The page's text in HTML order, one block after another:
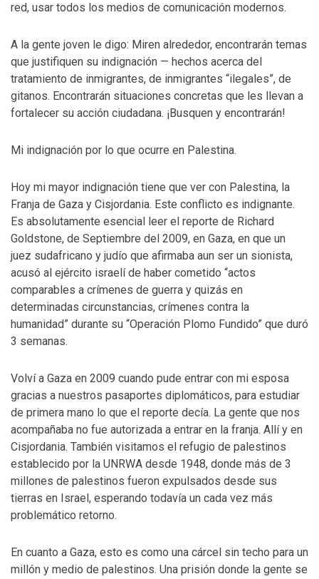
red, usar todos los medios de comunicación modernos.
A la gente joven le digo: Miren alrededor, encontrarán temas
que justifiquen su indignación — hechos acerca del
tratamiento de inmigrantes, de inmigrantes “ilegales”, de
gitanos. Encontrarán situaciones concretas que les llevan a
fortalecer su acción ciudadana. ¡Busquen y encontrarán!
Mi indignación por lo que ocurre en Palestina.
Hoy mi mayor indignación tiene que ver con Palestina, la
Franja de Gaza y Cisjordania. Este conflicto es indignante.
Es absolutamente esencial leer el reporte de Richard
Goldstone, de Septiembre del 2009, en Gaza, en que un
juez sudafricano y judío que afirmaba aun ser un sionista,
acusó al ejército israelí de haber cometido “actos
comparables a crímenes de guerra y quizás en
determinadas circunstancias, crímenes contra la
humanidad” durante su “Operación Plomo Fundido” que duró
3 semanas.
Volví a Gaza en 2009 cuando pude entrar con mi esposa
gracias a nuestros pasaportes diplomáticos, para estudiar
de primera mano lo que el reporte decía. La gente que nos
acompañaba no fue autorizada a entrar en la franja. Allí y en
Cisjordania. También visitamos el refugio de palestinos
establecido por la UNRWA desde 1948, donde más de 3
millones de palestinos fueron expulsados desde sus
tierras en Israel, esperando todavía un cada vez más
problemático retorno.
En cuanto a Gaza, esto es como una cárcel sin techo para un
millón y medio de palestinos. Una prisión donde la gente se